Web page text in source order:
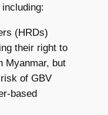
(HRDs)
their right to
Myanmar, but
of GBV
based